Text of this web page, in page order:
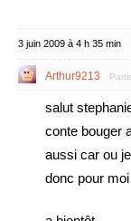
3 juin 2009 à 4 h 35 min
Arthur9213
salut
conte bouger
aussi car ou
donc pour